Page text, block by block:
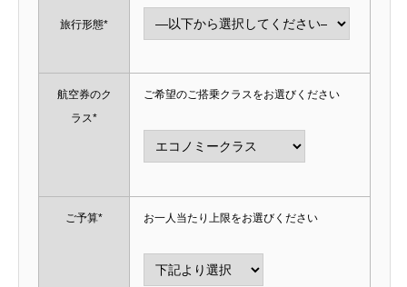
旅行形態*
航空券のク
ラス*
ご希望のご搭乗クラスをお選びください
ご予算* お一人当たり上限をお選びください